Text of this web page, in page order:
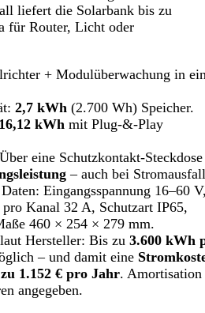
liefert die Solarbank bis zu
für Router, Licht oder
+ Modulüberwachung in
2,7 kWh (2.700 Wh) Speicher.
16,12 kWh mit Plug-&-Play
eine Schutzkontakt-
– auch bei
Eingangsspannung 16–60
Kanal 32 A, Schutzart IP65,
460 × 254 × 279 mm.
Hersteller: Bis zu 3.600 kWh
– und damit eine
1.152 € pro Jahr. Amortisation
angegeben.